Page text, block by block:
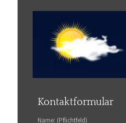
Kontaktformular
Name: (Pflichtfeld)